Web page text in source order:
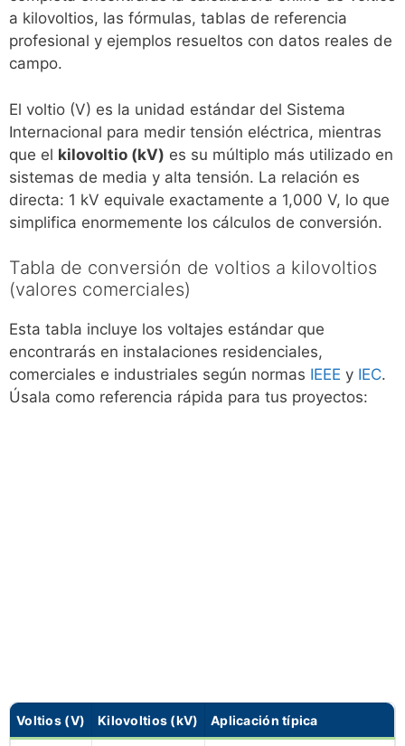
a kilovoltios, las fórmulas, tablas de referencia
profesional y ejemplos resueltos con datos reales de
campo.
El voltio (V) es la unidad estándar del Sistema
Internacional para medir tensión eléctrica, mientras
que el kilovoltio (kV) es su múltiplo más utilizado en
sistemas de media y alta tensión. La relación es
directa: 1 kV equivale exactamente a 1,000 V, lo que
simplifica enormemente los cálculos de conversión.
Tabla de conversión de voltios a kilovoltios
(valores comerciales)
Esta tabla incluye los voltajes estándar que
encontrarás en instalaciones residenciales,
comerciales e industriales según normas IEEE y IEC.
Úsala como referencia rápida para tus proyectos:
Voltios (V) Kilovoltios (kV) Aplicación típica